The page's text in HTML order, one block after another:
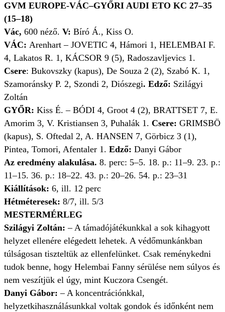
GVM EUROPE-VÁC–GYŐRI AUDI ETO KC 27–35
(15–18)
Vác, 600 néző. V: Bíró Á., Kiss O.
VÁC: Arenhart – JOVETIC 4, Hámori 1, HELEMBAI F.
4, Lakatos R. 1, KÁCSOR 9 (5), Radoszavljevics 1.
Csere: Bukovszky (kapus), De Souza 2 (2), Szabó K. 1,
Szamoránsky P. 2, Szondi 2, Diószegi. Edző: Szilágyi
Zoltán
GYŐR: Kiss É. – BÓDI 4, Groot 4 (2), BRATTSET 7, E.
Amorim 3, V. Kristiansen 3, Puhalák 1. Csere: GRIMSBÖ
(kapus), S. Oftedal 2, A. HANSEN 7, Görbicz 3 (1),
Pintea, Tomori, Afentaler 1. Edző: Danyi Gábor
Az eredmény alakulása. 8. perc: 5–5. 18. p.: 11–9. 23. p.:
11–15. 36. p.: 18–22. 43. p.: 20–26. 54. p.: 23–31
Kiállítások: 6, ill. 12 perc
Hétméteresek: 8/7, ill. 5/3
MESTERMÉRLEG
Szilágyi Zoltán: – A támadójátékunkkal a sok kihagyott
helyzet ellenére elégedett lehetek. A védőmunkánkban
túlságosan tiszteltük az ellenfelünket. Csak reménykedni
tudok benne, hogy Helembai Fanny sérülése nem súlyos és
nem veszítjük el úgy, mint Kuczora Csengét.
Danyi Gábor:– A koncentrációnkkal,
helyzetkihasználásunkkal voltak gondok és időnként nem